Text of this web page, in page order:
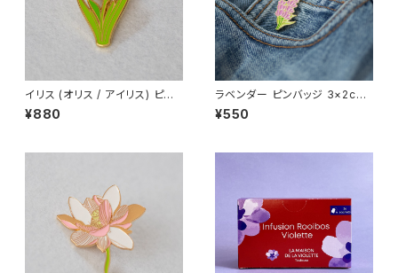
イリス (オリス / アイリス) ピン
バッジ Iris
¥880
ラベンダー ピンバッジ 3×2cm
Lavender
¥550